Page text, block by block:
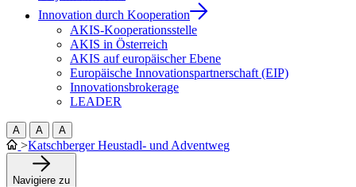
Innovation durch Kooperation
AKIS-Kooperationsstelle
AKIS in Österreich
AKIS auf europäischer Ebene
Europäische Innovationspartnerschaft (EIP)
Innovationsbrokerage
LEADER
A A A
>Katschberger Heustadl- und Adventweg
Navigiere zu